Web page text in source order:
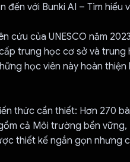
đến với Bunki AI – Tìm hiểu
cứu của UNESCO năm
trung học cơ sở và trung
học viên này hoàn
thức cần thiết: Hơn 270
cả Môi trường bền vững,
thiết kế ngắn gọn nhưng